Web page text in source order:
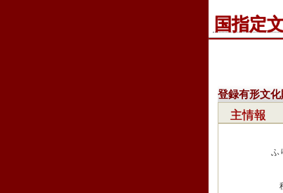
国指定
登録有形文化
主情報
ふ